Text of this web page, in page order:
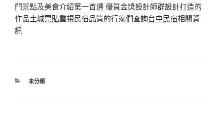
門景點及美食介紹第一首選 優質金獎設計師群設計打造的
作品土城票貼重視民宿品質的行家們查詢台中民宿相關資
訊
分
未分類